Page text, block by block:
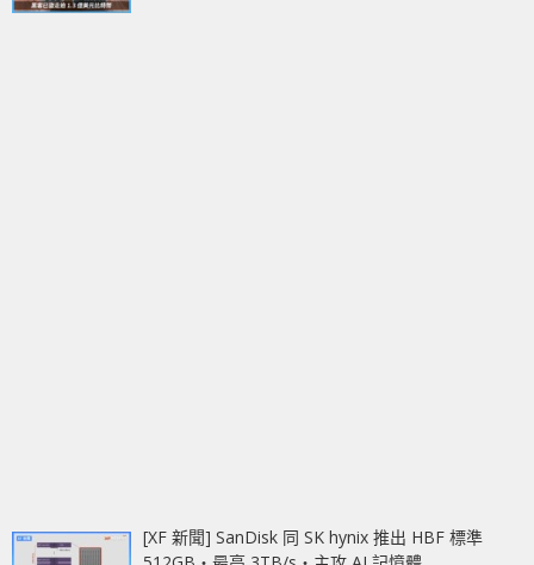
[XF 新聞] SanDisk 同 SK hynix 推出 HBF 標準